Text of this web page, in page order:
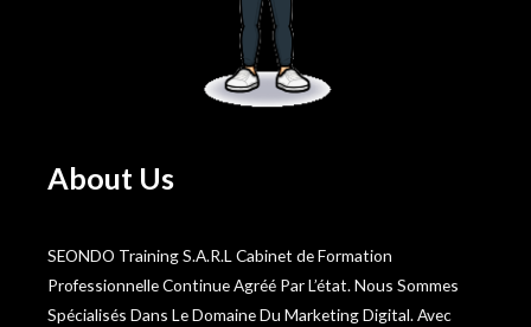
About Us
SEONDO Training S.A.R.L Cabinet de Formation
Professionnelle Continue Agréé Par L’état. Nous Sommes
Spécialisés Dans Le Domaine Du Marketing Digital. Avec